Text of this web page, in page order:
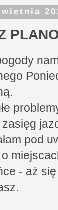
pod
o
- aż